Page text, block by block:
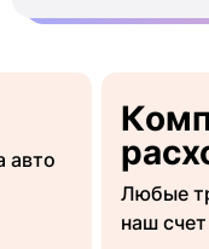
авто
Любые
наш счет